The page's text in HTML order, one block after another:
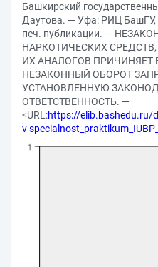
Башкирский
Даутова. — Уфа: РИЦ БашГУ,
печ. публикации. —
НАРКОТИЧЕСКИХ
ИХ АНАЛОГОВ ПРИЧИНЯЕТ
НЕЗАКОННЫЙ ОБОРОТ
УСТАНОВЛЕННУЮ
ОТВЕТСТВЕННОСТЬ. —
<URL:https://elib.bashedu.ru/
v